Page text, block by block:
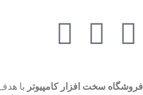
فروشگاه سخت افزار کامپیوتر با